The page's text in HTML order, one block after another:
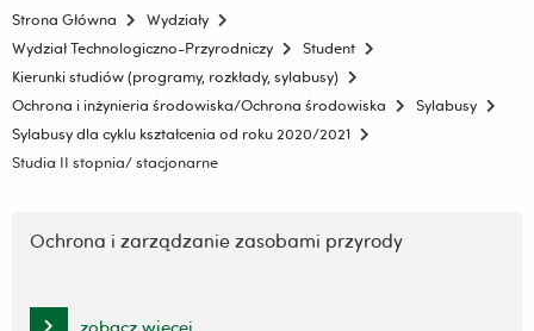
Strona Główna
Wydziały
Wydział Technologiczno-Przyrodniczy
Student
Kierunki studiów (programy, rozkłady, sylabusy)
Ochrona i inżynieria środowiska/Ochrona środowiska
Sylabusy
Sylabusy dla cyklu kształcenia od roku 2020/2021
Studia II stopnia/ stacjonarne
nawigację
Ochrona i zarządzanie zasobami przyrody
zobacz więcej